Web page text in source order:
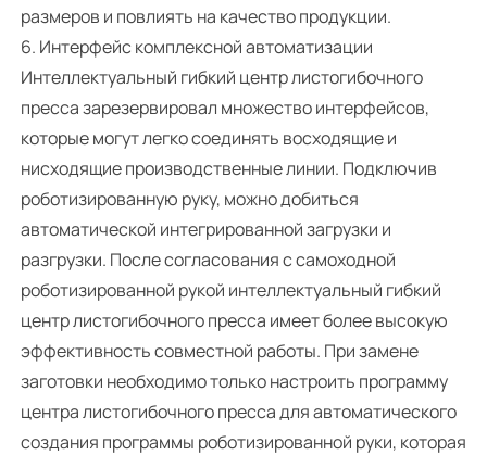
размеров и повлиять на качество продукции.
6. Интерфейс комплексной автоматизации
Интеллектуальный гибкий центр листогибочного
пресса зарезервировал множество интерфейсов,
которые могут легко соединять восходящие и
нисходящие производственные линии. Подключив
роботизированную руку, можно добиться
автоматической интегрированной загрузки и
разгрузки. После согласования с самоходной
роботизированной рукой интеллектуальный гибкий
центр листогибочного пресса имеет более высокую
эффективность совместной работы. При замене
заготовки необходимо только настроить программу
центра листогибочного пресса для автоматического
создания программы роботизированной руки, которая